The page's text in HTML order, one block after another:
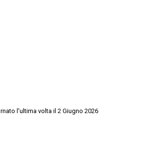
l'ultima volta il 2 Giugno 2026